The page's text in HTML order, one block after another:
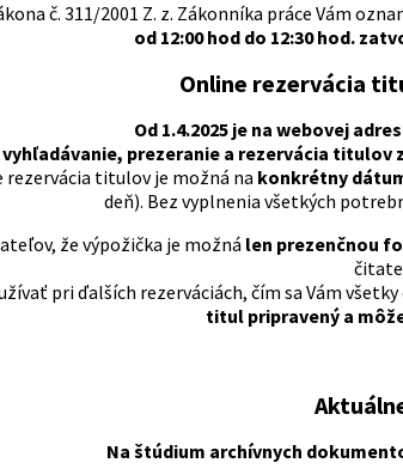
č. 311/2001 Z. z. Zákonníka práce Vám
od 12:00 hod do 12:30 hod.
Online rezervácia
Od 1.4.2025 je na webovej
prezeranie a rezervácia titulov
titulov je možná na konkrétny
deň). Bez vyplnenia všetkých
že výpožička je možná len prezenčnou
pri ďalších rezerváciách, čím sa Vám
titul pripravený a
Na štúdium archívnych